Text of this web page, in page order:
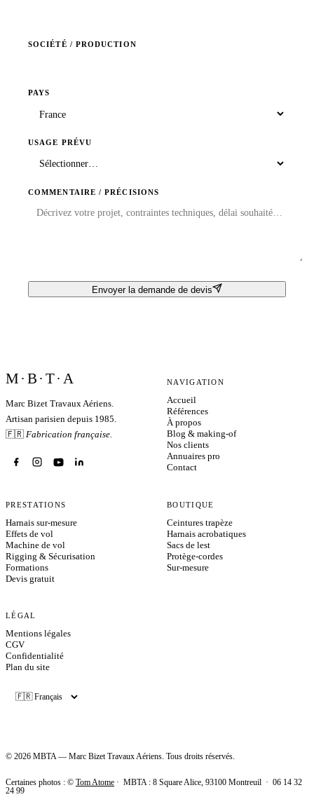
SOCIÉTÉ / PRODUCTION
PAYS
USAGE PRÉVU
COMMENTAIRE / PRÉCISIONS
Envoyer la demande de devis
M·B·T·A
Marc Bizet Travaux Aériens.
Artisan parisien depuis 1985.
🇫🇷 Fabrication française.
NAVIGATION
Accueil
Références
À propos
Blog & making-of
Nos clients
Annuaires pro
Contact
PRESTATIONS
Harnais sur-mesure
Effets de vol
Machine de vol
Rigging & Sécurisation
Formations
Devis gratuit
BOUTIQUE
Ceintures trapèze
Harnais acrobatiques
Sacs de lest
Protège-cordes
Sur-mesure
LÉGAL
Mentions légales
CGV
Confidentialité
Plan du site
© 2026 MBTA — Marc Bizet Travaux Aériens. Tous droits réservés.
Certaines photos : © Tom Atome · MBTA : 8 Square Alice, 93100 Montreuil · 06 14 32
24 99